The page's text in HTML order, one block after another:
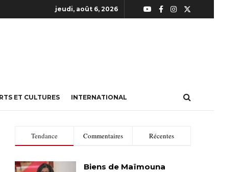
jeudi, août 6, 2026
ET CULTURES INTERNATIONAL
Tendance Commentaires Récentes
Biens de Maïmouna